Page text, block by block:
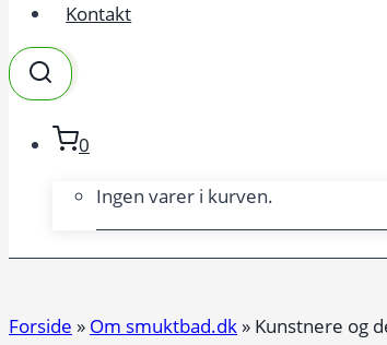
Kontakt
0
Ingen varer i kurven.
Forside » Om smuktbad.dk » Kunstnere og